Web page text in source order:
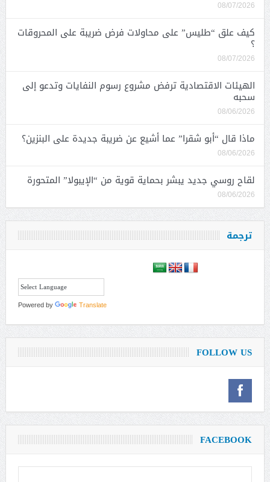
08/07/2026
كيف علق “طليس” على محاولات فرض ضريبة على المحروقات
؟
08/07/2026
الهيئات الاقتصادية ترفض مشروع رسوم النفايات وتدعو إلى
سحبه
08/06/2026
ماذا قال “أبو شقرا” عما أشيع عن ضريبة جديدة على البنزين؟
08/06/2026
لقاح روسي جديد يبشر بحماية قوية من “الإيبولا” المتحورة
08/06/2026
ترجمة
Powered by Translate
FOLLOW US
FACEBOOK